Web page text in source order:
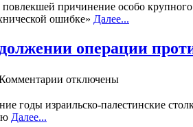
причинение особо
ошибке» Далее...
операции
отключены
годы израильско-палестинские
Далее...